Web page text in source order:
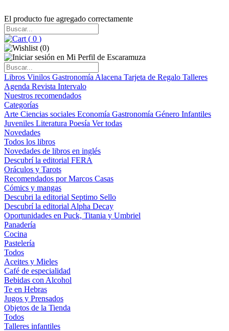
El producto fue agregado correctamente
( 0 )
(0)
Libros Vinilos Gastronomía Alacena Tarjeta de Regalo Talleres
Agenda Revista Intervalo
Nuestros recomendados
Categorías
Arte Ciencias sociales Economía Gastronomía Género Infantiles
Juveniles Literatura Poesía Ver todas
Novedades
Todos los libros
Novedades de libros en inglés
Descubrí la editorial FERA
Oráculos y Tarots
Recomendados por Marcos Casas
Cómics y mangas
Descubri la editorial Septimo Sello
Descubrí la editorial Alpha Decay
Oportunidades en Puck, Titania y Umbriel
Panadería
Cocina
Pastelería
Todos
Aceites y Mieles
Café de especialidad
Bebidas con Alcohol
Te en Hebras
Jugos y Prensados
Objetos de la Tienda
Todos
Talleres infantiles